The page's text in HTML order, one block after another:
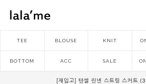
TEE BLOUSE KNIT
BOTTOM ACC SALE
[재입고] 텐셀 린넨 스트링 스커트